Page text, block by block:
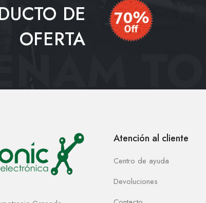
DE
OFERTA
Atención al cliente
Centro de ayuda
Devoluciones